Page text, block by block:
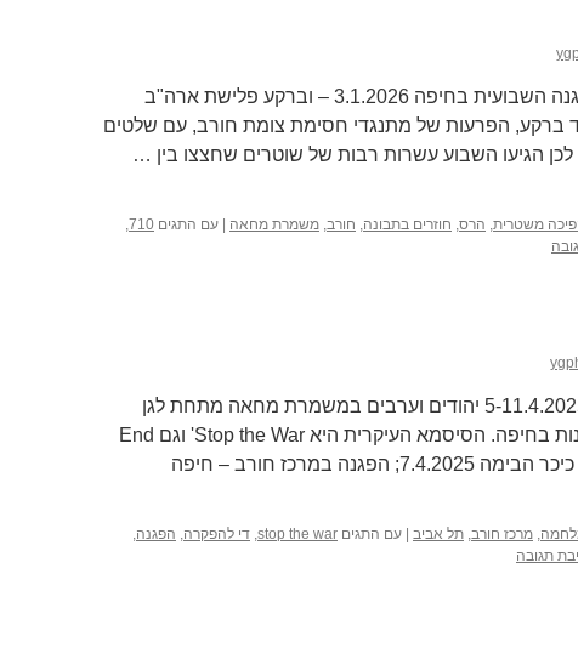
כמעט נתינים אבל עדיין אזרחים, בהפגנה השבועית בחיפה 3.1.2026 – וברקע פלישת ארה"ב
ברקע, הפרעות של מתנגדי חסימת צומת חורב, עם שלטים
הגיעו השבוע עשרות רבות של שוטרים שחצצו בין …
משטרית, הרס, חוזרים בתבונה, חורב, משמרת מחאה עם התגים 710
,
השבוע ה-79 למלחמת חרבות ברזל 5-11.4.2025 יהודים וערבים במשמרת מחאה מתחת לגן
הבהאי, בכיכר אונסק"ו לשלום ולסובלנות בחיפה. הסיסמא העיקרית היא Stop the War' וגם End
the Occupation/ הפגנה בתל אביב – כיכר הבימה 7.4.2025; הפגנה במרכז חורב – חיפה
, מרכז חורב, תל אביב עם התגים stop the war
, די להפקרה, הפגנה,
תגובה